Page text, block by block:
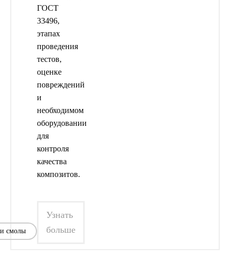
ГОСТ
33496,
этапах
проведения
тестов,
оценке
повреждений
и
необходимом
оборудовании
для
контроля
качества
композитов.
Узнать
больше
смолы